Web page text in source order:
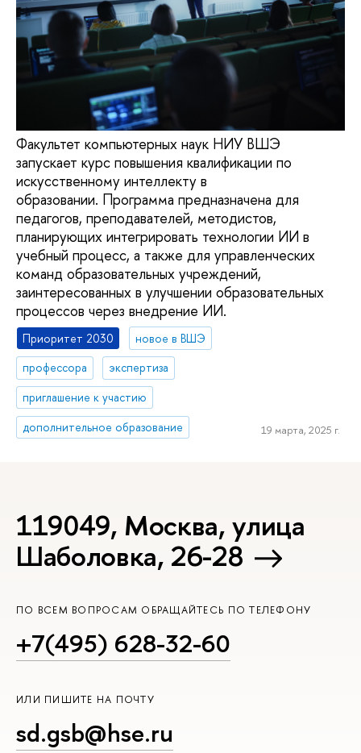
Факультет компьютерных наук НИУ ВШЭ
запускает курс повышения квалификации по
искусственному интеллекту в
образовании. Программа предназначена для
педагогов, преподавателей, методистов,
планирующих интегрировать технологии ИИ в
учебный процесс, а также для управленческих
команд образовательных учреждений,
заинтересованных в улучшении образовательных
процессов через внедрение ИИ.
Приоритет 2030
новое в ВШЭ
профессора
экспертиза
приглашение к участию
дополнительное образование
19 марта, 2025 г.
119049, Москва, улица
Шаболовка, 26-28
ПО ВСЕМ ВОПРОСАМ ОБРАЩАЙТЕСЬ ПО ТЕЛЕФОНУ
+7(495) 628-32-60
ИЛИ ПИШИТЕ НА ПОЧТУ
sd.gsb@hse.ru